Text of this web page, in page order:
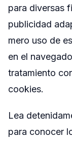
para diversas
publicidad
mero uso de
en el
tratamiento
cookies.
Lea
para conocer